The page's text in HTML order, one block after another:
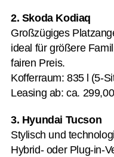
2. Skoda Kodiaq
Großzügiges
ideal für größere
fairen Preis.
Kofferraum: 835 l (5-
Leasing ab: ca.
3. Hyundai Tucson
Stylisch und
Hybrid- oder Plug-in-